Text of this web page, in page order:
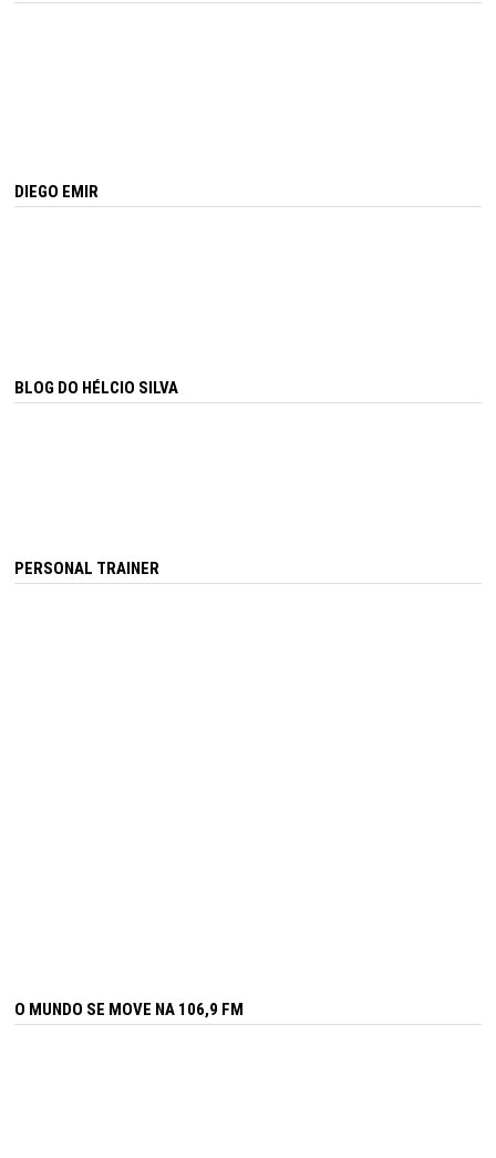
DIEGO EMIR
BLOG DO HÉLCIO SILVA
PERSONAL TRAINER
O MUNDO SE MOVE NA 106,9 FM